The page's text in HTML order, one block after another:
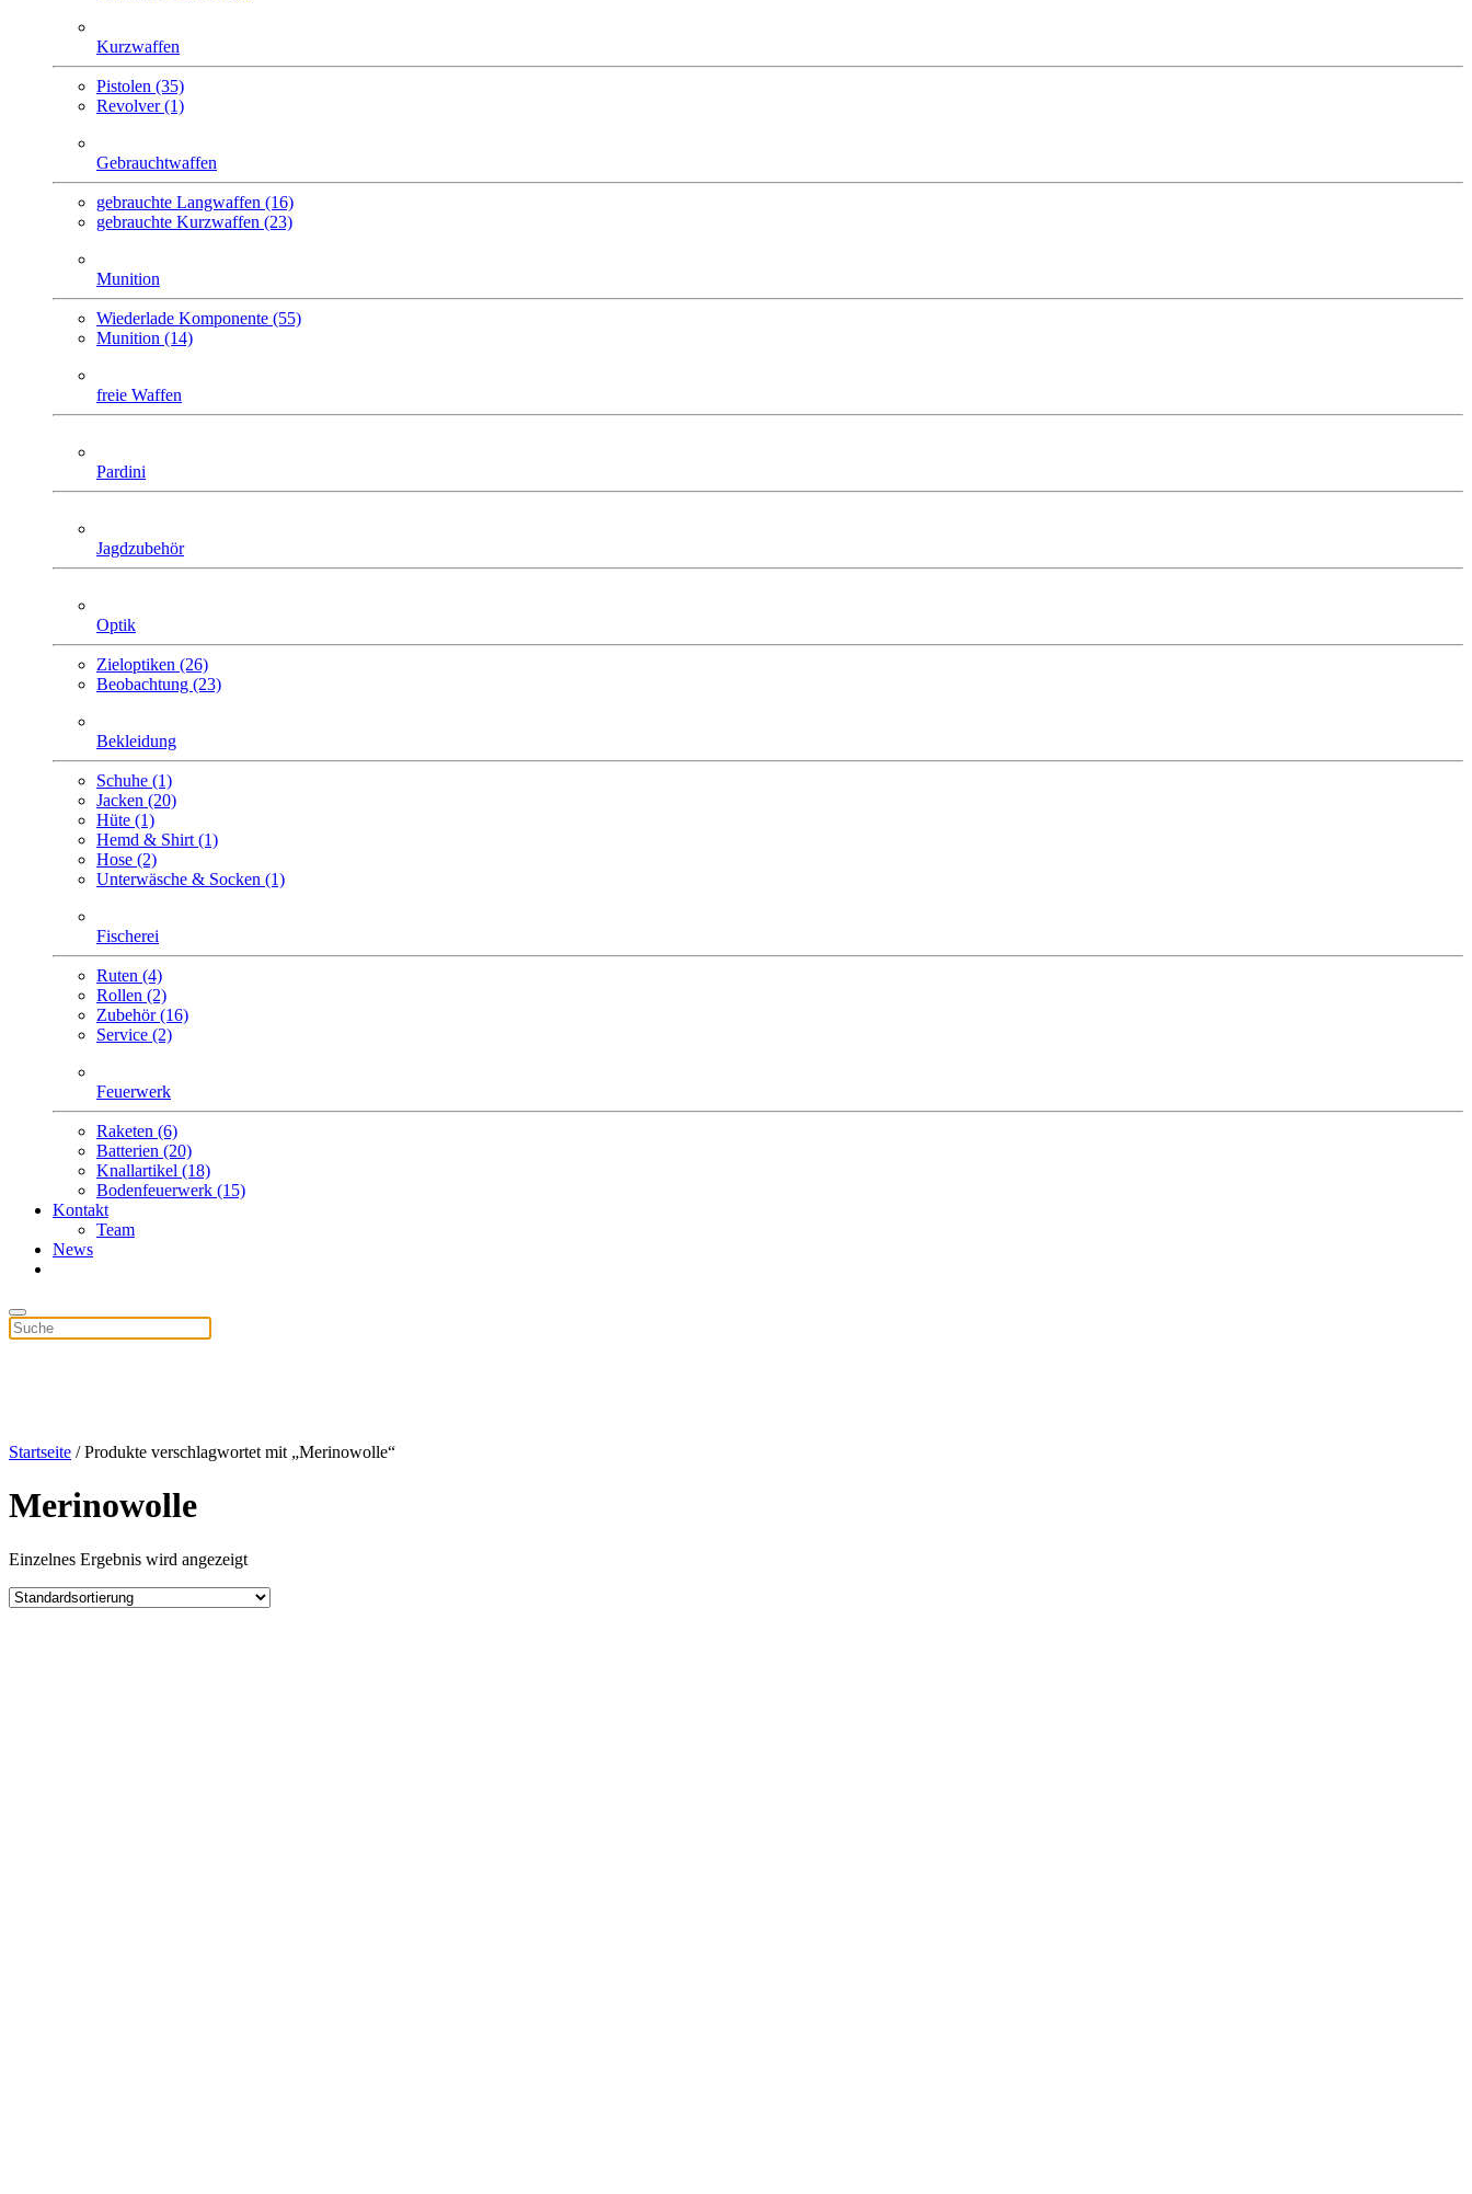
Kurzwaffen
Pistolen (35)
Revolver (1)
Gebrauchtwaffen
gebrauchte Langwaffen (16)
gebrauchte Kurzwaffen (23)
Munition
Wiederlade Komponente (55)
Munition (14)
freie Waffen
Pardini
Jagdzubehör
Optik
Zieloptiken (26)
Beobachtung (23)
Bekleidung
Schuhe (1)
Jacken (20)
Hüte (1)
Hemd & Shirt (1)
Hose (2)
Unterwäsche & Socken (1)
Fischerei
Ruten (4)
Rollen (2)
Zubehör (16)
Service (2)
Feuerwerk
Raketen (6)
Batterien (20)
Knallartikel (18)
Bodenfeuerwerk (15)
Kontakt
Team
News
Startseite / Produkte verschlagwortet mit „Merinowolle“
Merinowolle
Einzelnes Ergebnis wird angezeigt